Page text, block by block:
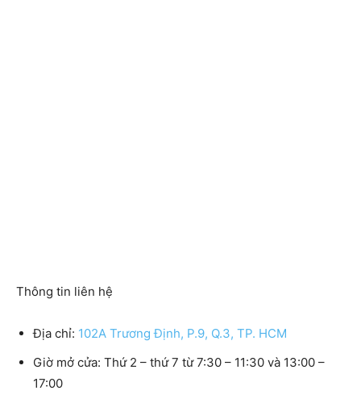
Thông tin liên hệ
Địa chỉ: 102A Trương Định, P.9, Q.3, TP. HCM
Giờ mở cửa: Thứ 2 – thứ 7 từ 7:30 – 11:30 và 13:00 –
17:00